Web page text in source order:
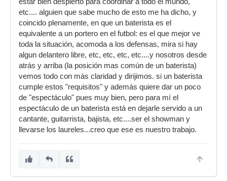
etc.... alguien que sabe mucho de esto me ha dicho, y
coincido plenamente, en que un baterista es el
equivalente a un portero en el futbol: es el que mejor ve
toda la situación, acomoda a los defensas, mira si hay
algun delantero libre, etc, etc, etc, etc....y nosotros desde
atrás y arriba (la posición mas común de un baterista)
vemos todo con más claridad y dirijimos. si un baterista
cumple estos "requisitos" y además quiere dar un poco
de "espectáculo" pues muy bien, pero para mí el
espectáculo de un baterista está en dejarle servido a un
cantante, guitarrista, bajista, etc....ser el showman y
llevarse los laureles...creo que ese es nuestro trabajo.